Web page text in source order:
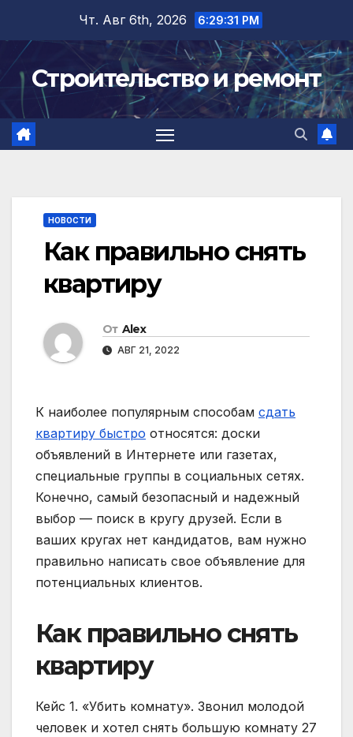
содержимому
Чт. Авг 6th, 2026 6:29:31 PM
Строительство и ремонт
НОВОСТИ
Как правильно снять
квартиру
От Alex
АВГ 21, 2022
К наиболее популярным способам сдать
квартиру быстро относятся: доски
объявлений в Интернете или газетах,
специальные группы в социальных сетях.
Конечно, самый безопасный и надежный
выбор — поиск в кругу друзей. Если в
ваших кругах нет кандидатов, вам нужно
правильно написать свое объявление для
потенциальных клиентов.
Как правильно снять
квартиру
Кейс 1. «Убить комнату». Звонил молодой
человек и хотел снять большую комнату 27